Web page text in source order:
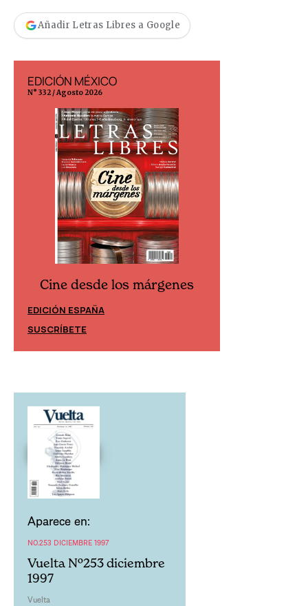
Añadir Letras Libres a Google
EDICIÓN MÉXICO
N° 332 / Agosto 2026
Cine desde los márgenes
EDICIÓN ESPAÑA
SUSCRÍBETE
Aparece en:
NO.253 DICIEMBRE 1997
Vuelta Nº253 diciembre
1997
Vuelta